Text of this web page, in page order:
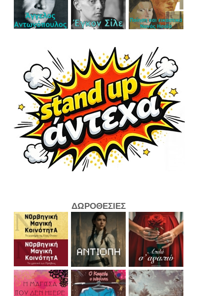
ΔΩΡΟΘΕΣΙΕΣ